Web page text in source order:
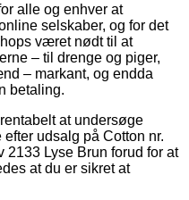
alle og enhver at
selskaber, og for det
været nødt til at
– til drenge og piger,
– markant, og endda
betaling.
at undersøge
udsalg på Cotton nr.
Lyse Brun forud for at
at du er sikret at